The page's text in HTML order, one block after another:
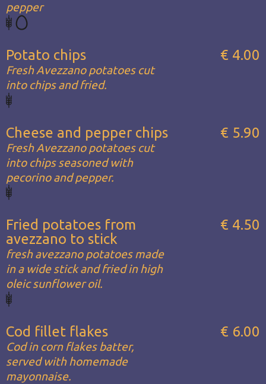
pepper
Potato chips
Fresh Avezzano potatoes cut
into chips and fried.
€ 4.00
Cheese and pepper chips
Fresh Avezzano potatoes cut
into chips seasoned with
pecorino and pepper.
€ 5.90
Fried potatoes from
avezzano to stick
fresh avezzano potatoes made
in a wide stick and fried in high
oleic sunflower oil.
€ 4.50
Cod fillet flakes
Cod in corn flakes batter,
served with homemade
mayonnaise.
€ 6.00